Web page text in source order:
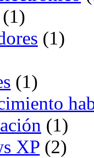
(1)
(1)
(1)
(1)
XP (2)